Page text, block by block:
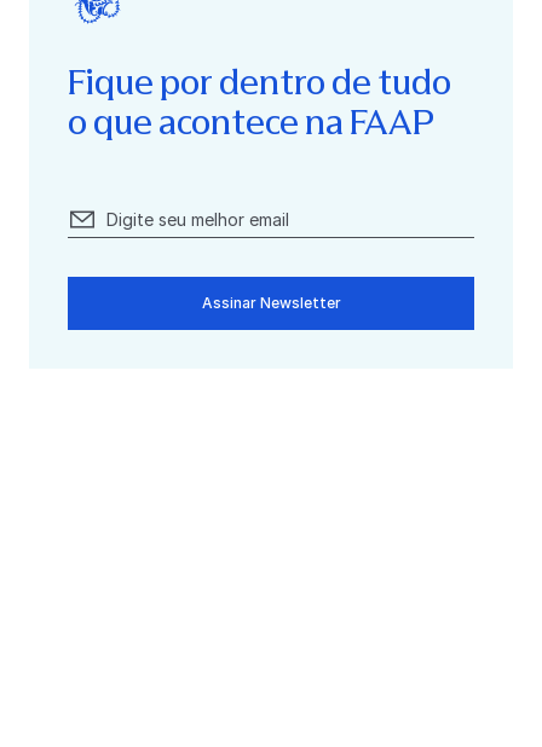
Fique por dentro de tudo
o que acontece na FAAP
Assinar Newsletter